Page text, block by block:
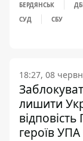
БЕРДЯНСЬК
СУД
СБУ
18:27, 08
лишити
героїв УПА